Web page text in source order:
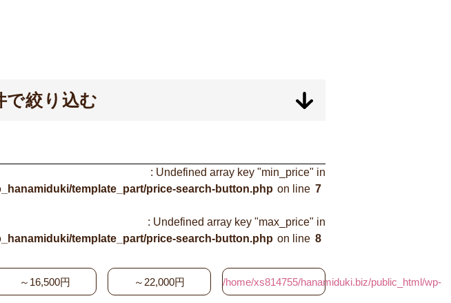
で絞り込む
: Undefined array key "min_price" in
template_part/price-search-button.php on line 7
: Undefined array key "max_price" in
template_part/price-search-button.php on line 8
～16,500円 ～22,000円 /home/xs814755/hanamiduki.biz/public_html/wp-